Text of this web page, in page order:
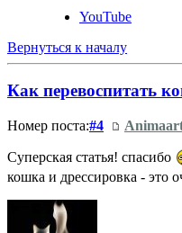
YouTube
Вернуться к началу
Как перевоспитать
Номер поста:#4
Суперская статья! спасибо
кошка и дрессировка - это